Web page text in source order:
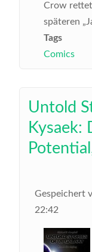
Crow
späteren
Tags
Comics
Untold
Kysaek:
Gespeichert
22:42